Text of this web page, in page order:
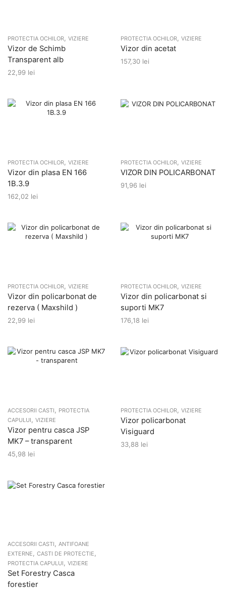
PROTECTIA OCHILOR VIZIERE
Vizor de Schimb
Transparent alb
22,99 lei
PROTECTIA OCHILOR VIZIERE
Vizor din acetat
157,30 lei
PROTECTIA OCHILOR VIZIERE
Vizor din plasa EN 166
1B.3.9
162,02 lei
PROTECTIA OCHILOR VIZIERE
VIZOR DIN POLICARBONAT
91,96 lei
PROTECTIA OCHILOR VIZIERE
Vizor din policarbonat de
rezerva ( Maxshild )
22,99 lei
PROTECTIA OCHILOR VIZIERE
Vizor din policarbonat si
suporti MK7
176,18 lei
ACCESORII CASTI
PROTECTIA
CAPULUI
VIZIERE
Vizor pentru casca JSP
MK7 – transparent
45,98 lei
PROTECTIA OCHILOR VIZIERE
Vizor policarbonat
Visiguard
33,88 lei
ACCESORII CASTI
ANTIFOANE
EXTERNE
CASTI DE PROTECTIE
PROTECTIA CAPULUI VIZIERE
Set Forestry Casca
forestier